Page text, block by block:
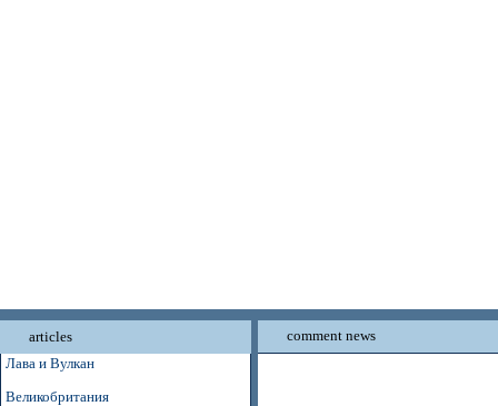
articles
Лава и Вулкан
Великобритания
comment news